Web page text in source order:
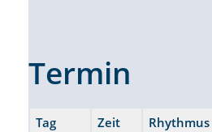
Termin
Tag Zeit Rhythmus